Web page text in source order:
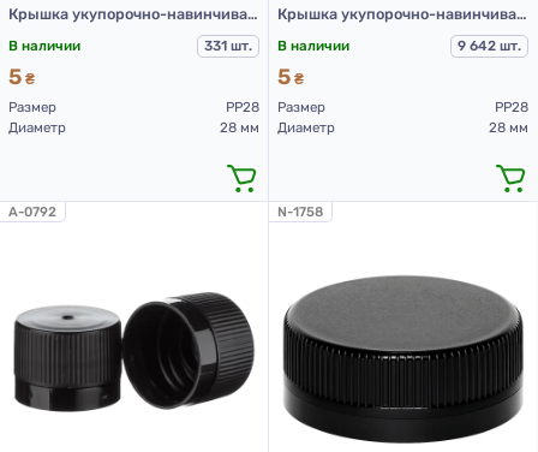
Крышка укупорочно-навинчивающая с контролем первого открытия тип 1.4Д (Б) (конус) 01 черная
В наличии 331 шт.
5 ₴
Размер
PP28
Диаметр
28 мм
Крышка укупорочно-навинчивающая с контролем первого открытия тип 1.4Д(Б) 01 Черная
В наличии 9 642 шт.
5 ₴
Размер
PP28
Диаметр
28 мм
A-0792 N-1758